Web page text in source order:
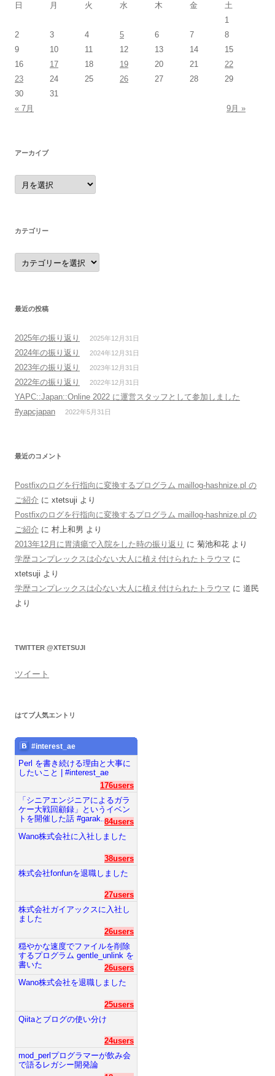
日
月 火 水 木 金
土
1
2
3 4 5 6 7
8
9
10 11 12 13 14
15
16
17 18 19 20 21
22
23
24 25 26 27 28
29
30
31
« 7月
9月 »
アーカイブ
ア
ー
カ
カテゴリー
カ
テ
ゴ
最近の投稿
2025年の振り返り 2025年12月31日
2024年の振り返り 2024年12月31日
2023年の振り返り 2023年12月31日
2022年の振り返り 2022年12月31日
YAPC::Japan::Online 2022 に運営スタッフとして参加しました
#yapcjapan
2022年5月31日
最近のコメント
Postfixのログを行指向に変換するプログラム maillog-hashnize.pl の
ご紹介 に xtetsuji より
Postfixのログを行指向に変換するプログラム maillog-hashnize.pl の
ご紹介 に 村上和男 より
2013年12月に胃潰瘍で入院をした時の振り返り に 菊池和花 より
学歴コンプレックスは心ない大人に植え付けられたトラウマ に
xtetsuji より
学歴コンプレックスは心ない大人に植え付けられたトラウマ に 道民
より
TWITTER @XTETSUJI
ツイート
はてブ人気エントリ
#interest_ae
Perl を書き続ける理由と大事に
したいこと | #interest_ae
176users
「シニアエンジニアによるガラ
ケー大戦回顧録」というイベン
トを開催した話 #garak...84users
Wano株式会社に入社しました
38users
株式会社fonfunを退職しました
27users
株式会社ガイアックスに入社し
ました
26users
穏やかな速度でファイルを削除
するプログラム gentle_unlink を
書いた
26users
Wano株式会社を退職しました
25users
Qiitaとブログの使い分け
24users
mod_perlプログラマーが飲み会
で語るレガシー開発論